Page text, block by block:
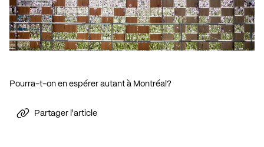
Pourra-t-on en espérer autant à Montréal?
Partager l'article